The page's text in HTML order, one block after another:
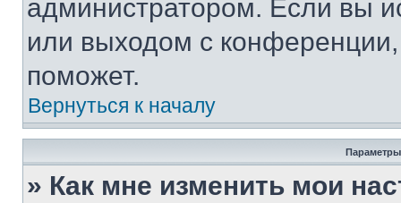
администратором. Если вы
или выходом с
поможет.
Вернуться к началу
Параметры
» Как мне изменить мои